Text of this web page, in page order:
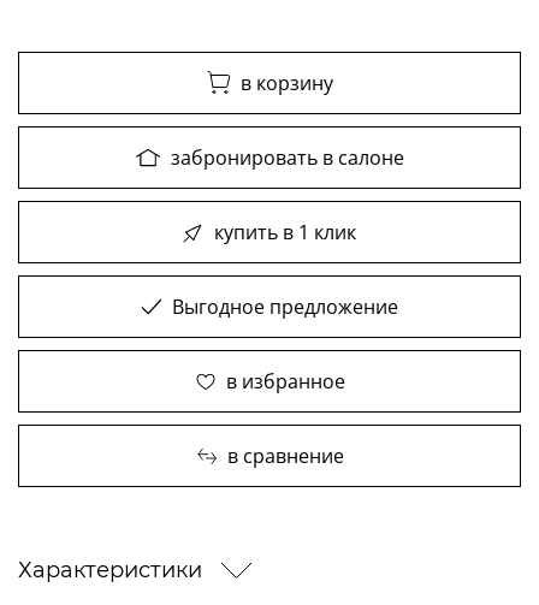
в корзину
забронировать в салоне
купить в 1 клик
Выгодное предложение
в избранное
в сравнение
Характеристики